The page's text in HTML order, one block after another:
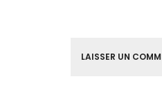
LAISSER UN